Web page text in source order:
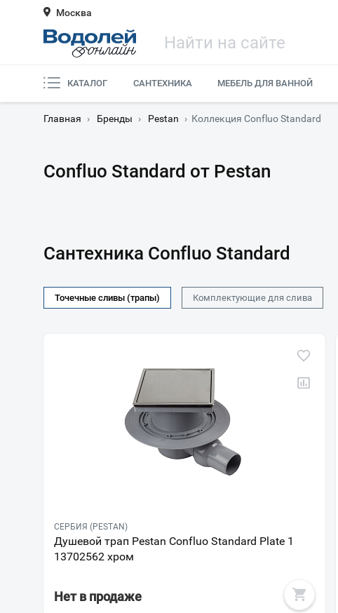
Москва
КАТАЛОГ САНТЕХНИКА МЕБЕЛЬ ДЛЯ ВАННОЙ
Главная › Бренды › Pestan › Коллекция Confluo Standard
Confluo Standard от Pestan
Сантехника Confluo Standard
Точечные сливы (трапы) Комплектующие для слива
СЕРБИЯ (PESTAN)
Душевой трап Pestan Confluo Standard Plate 1
13702562 хром
Нет в продаже